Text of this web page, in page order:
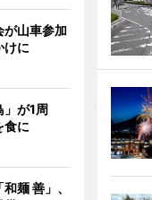
が山車参加
に
が1周
に
麺 善」、